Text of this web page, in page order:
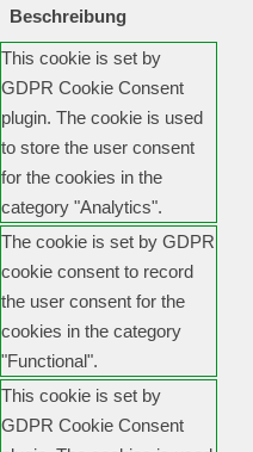
Beschreibung
This cookie is set by
GDPR Cookie Consent
plugin. The cookie is used
to store the user consent
for the cookies in the
category "Analytics".
The cookie is set by GDPR
cookie consent to record
the user consent for the
cookies in the category
"Functional".
This cookie is set by
GDPR Cookie Consent